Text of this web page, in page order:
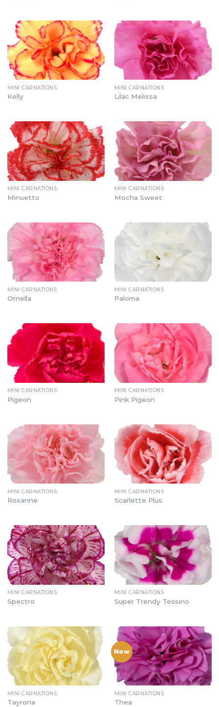
MINI CARNATIONS
Kelly
MINI CARNATIONS
Lilac Melissa
MINI CARNATIONS
Minuetto
MINI CARNATIONS
Mocha Sweet
MINI CARNATIONS
Ornella
MINI CARNATIONS
Paloma
MINI CARNATIONS
Pigeon
MINI CARNATIONS
Pink Pigeon
MINI CARNATIONS
Roxanne
MINI CARNATIONS
Scarlette Plus
MINI CARNATIONS
Spectro
MINI CARNATIONS
Super Trendy Tessino
MINI CARNATIONS
Tayrona
New
MINI CARNATIONS
Thea